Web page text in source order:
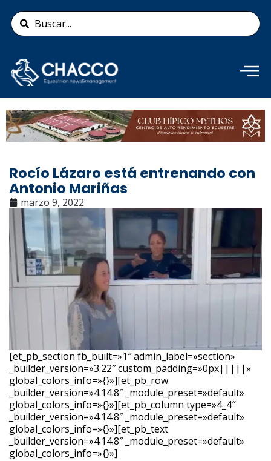
contenido
Search
...
Añade aquí tu texto de
cabecera
Rocío Lázaro está entrenando con
Antonio Mariñas
marzo 9, 2022
[et_pb_section fb_built=»1″ admin_label=»section»
_builder_version=»3.22″ custom_padding=»0px|||||»
global_colors_info=»{}»][et_pb_row
_builder_version=»4.14.8″ _module_preset=»default»
global_colors_info=»{}»][et_pb_column type=»4_4″
_builder_version=»4.14.8″ _module_preset=»default»
global_colors_info=»{}»][et_pb_text
_builder_version=»4.14.8″ _module_preset=»default»
global_colors_info=»{}»]